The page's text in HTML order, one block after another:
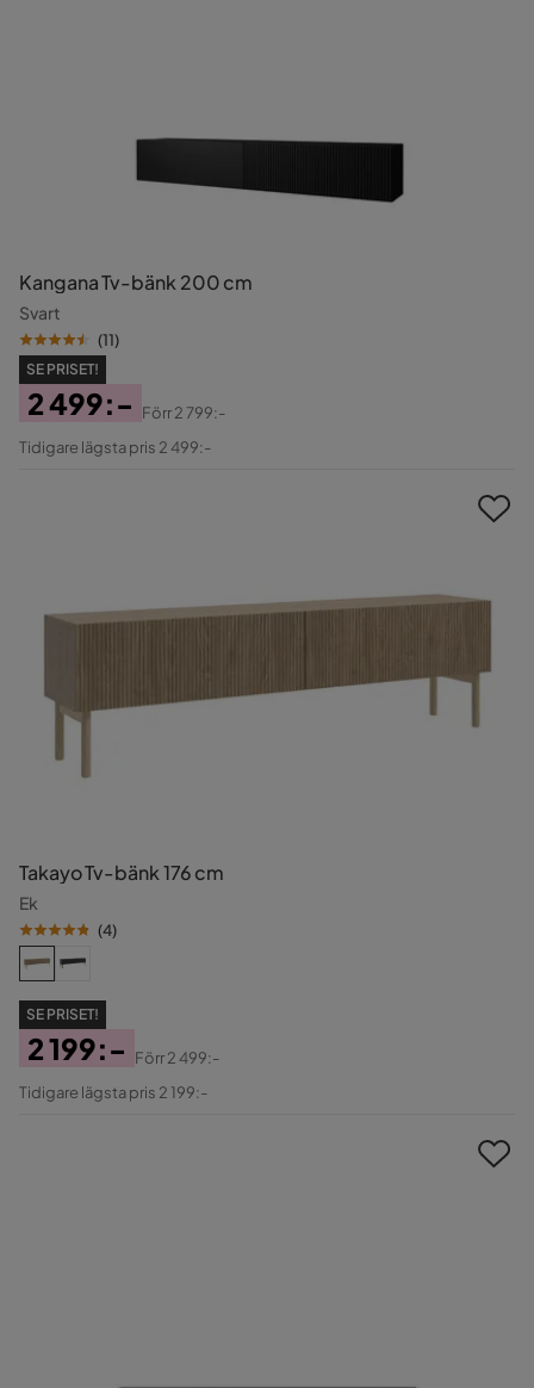
Kangana Tv-bänk 200 cm
Svart
(11)
SE PRISET!
Pris
2 499:-
Original
Förr2 799:-
Tidigare lägsta pris 2 499:-
Takayo Tv-bänk 176 cm
Ek
(4)
SE PRISET!
Pris
2 199:-
Original
Förr2 499:-
Tidigare lägsta pris 2 199:-